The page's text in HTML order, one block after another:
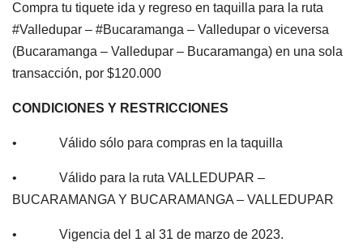
Compra tu tiquete ida y regreso en taquilla para la ruta
#Valledupar – #Bucaramanga – Valledupar o viceversa
(Bucaramanga – Valledupar – Bucaramanga) en una sola
transacción, por $120.000
CONDICIONES Y RESTRICCIONES
• Válido sólo para compras en la taquilla
• Válido para la ruta VALLEDUPAR –
BUCARAMANGA Y BUCARAMANGA – VALLEDUPAR
• Vigencia del 1 al 31 de marzo de 2023.